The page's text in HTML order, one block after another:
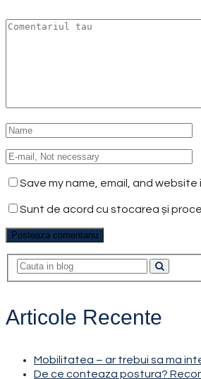
Save my name, email, and
Sunt de acord cu stocarea și
Articole Recente
Mobilitatea – ar trebui sa ma
De ce conteaza postura?